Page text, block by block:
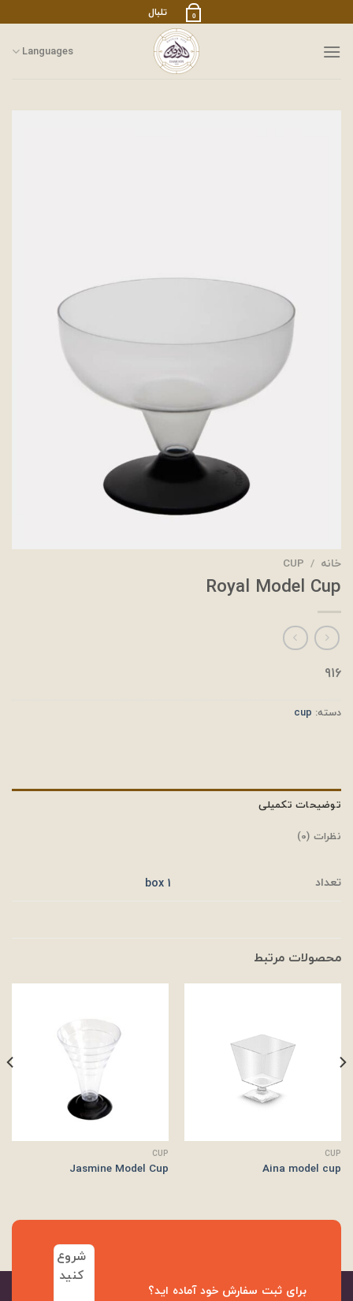
از
محتوا
0 تلبال
Languages
خانه /
CUP
Royal Model Cup
916
دسته: cup
توضیحات تکمیلی
نظرات (0)
تعداد 1 box
محصولات مرتبط
CUP
Aina model cup
CUP
Jasmine Model Cup
برای ثبت سفارش خود آماده اید؟
شروع
کنید